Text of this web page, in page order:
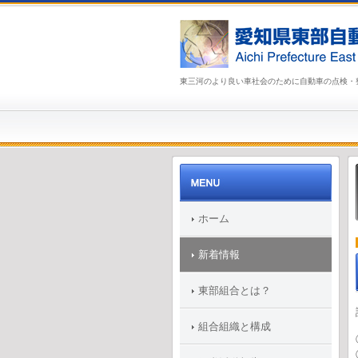
東三河のより良い車社会のために自動車の点検
ホーム
新着情報
東部組合とは？
組合組織と構成